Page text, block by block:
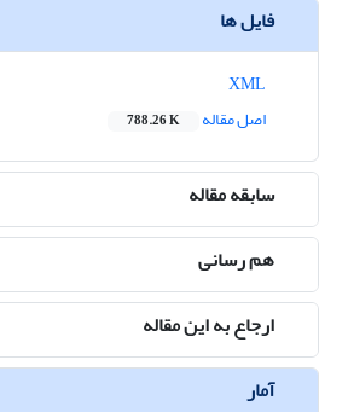
فایل ها
اصل مقاله
788.26 K
سابقه مقاله
هم رسانی
ارجاع به این مقاله
آمار